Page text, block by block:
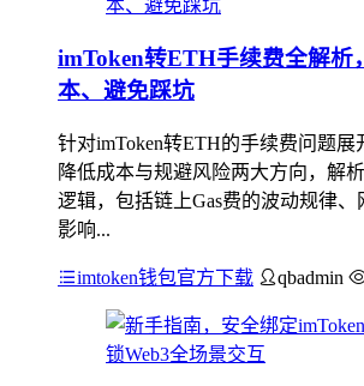
imToken转ETH手续费全解析
本、避免踩坑
针对imToken转ETH的手续费问题
降低成本与规避风险两大方向，解
逻辑，包括链上Gas费的波动规律
影响...
imtoken钱包官方下载 qbadmin